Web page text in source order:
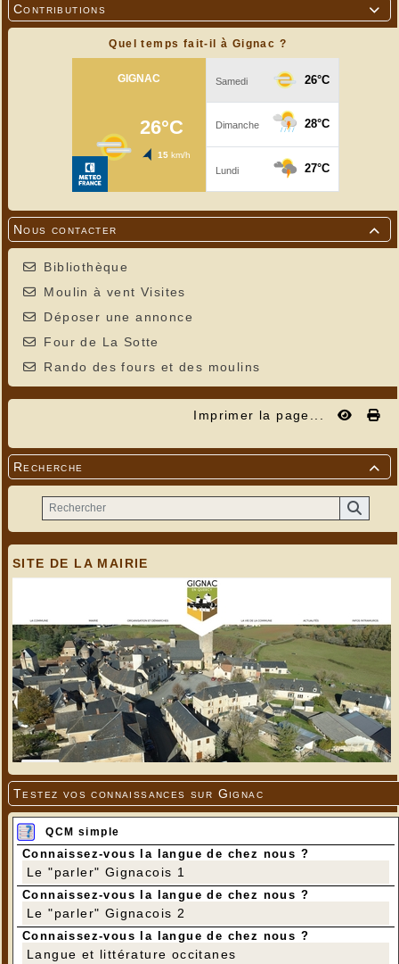

Contributions
Quel temps fait-il à Gignac ?

Nous contacter
Bibliothèque
Moulin à vent Visites
Déposer une annonce
Four de La Sotte
Rando des fours et des moulins
Imprimer la page...

Recherche
SITE DE LA MAIRIE
Testez vos connaissances sur Gignac
QCM simple
Connaissez-vous la langue de chez nous ?
Le "parler" Gignacois 1
Connaissez-vous la langue de chez nous ?
Le "parler" Gignacois 2
Connaissez-vous la langue de chez nous ?
Langue et littérature occitanes